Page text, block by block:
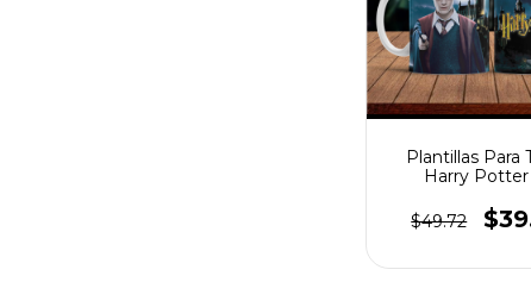
Plantillas Para
Harry Potter
$49.72